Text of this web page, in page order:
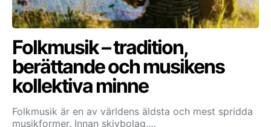
Folkmusik – tradition,
berättande och musikens
kollektiva minne
Folkmusik är en av världens äldsta och mest spridda
musikformer. Innan skivbolag,…